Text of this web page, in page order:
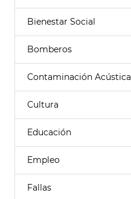
Bienestar Social
Bomberos
Contaminación Acústica
Cultura
Educación
Empleo
Fallas